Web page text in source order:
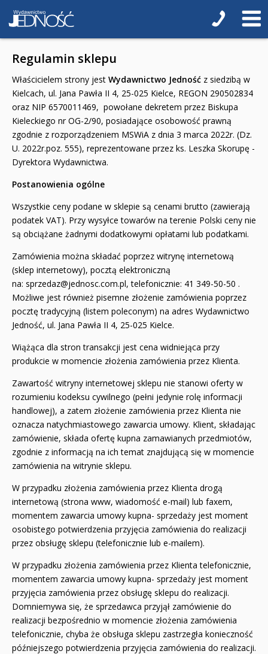
Regulamin sklepu
Właścicielem strony jest Wydawnictwo Jedność z siedzibą w
Kielcach, ul. Jana Pawła II 4, 25-025 Kielce, REGON 290502834
oraz NIP 6570011469, powołane dekretem przez Biskupa
Kieleckiego nr OG-2/90, posiadające osobowość prawną
zgodnie z rozporządzeniem MSWiA z dnia 3 marca 2022r. (Dz.
U. 2022r.poz. 555), reprezentowane przez ks. Leszka Skorupę -
Dyrektora Wydawnictwa.
Postanowienia ogólne
Wszystkie ceny podane w sklepie są cenami brutto (zawierają
podatek VAT). Przy wysyłce towarów na terenie Polski ceny nie
są obciążane żadnymi dodatkowymi opłatami lub podatkami.
Zamówienia można składać poprzez witrynę internetową
(sklep internetowy), pocztą elektroniczną
na: sprzedaz@jednosc.com.pl, telefonicznie: 41 349-50-50 .
Możliwe jest również pisemne złożenie zamówienia poprzez
pocztę tradycyjną (listem poleconym) na adres Wydawnictwo
Jedność, ul. Jana Pawła II 4, 25-025 Kielce.
Wiążąca dla stron transakcji jest cena widniejąca przy
produkcie w momencie złożenia zamówienia przez Klienta.
Zawartość witryny internetowej sklepu nie stanowi oferty w
rozumieniu kodeksu cywilnego (pełni jedynie rolę informacji
handlowej), a zatem złożenie zamówienia przez Klienta nie
oznacza natychmiastowego zawarcia umowy. Klient, składając
zamówienie, składa ofertę kupna zamawianych przedmiotów,
zgodnie z informacją na ich temat znajdującą się w momencie
zamówienia na witrynie sklepu.
W przypadku złożenia zamówienia przez Klienta drogą
internetową (strona www, wiadomość e-mail) lub faxem,
momentem zawarcia umowy kupna- sprzedaży jest moment
osobistego potwierdzenia przyjęcia zamówienia do realizacji
przez obsługę sklepu (telefonicznie lub e-mailem).
W przypadku złożenia zamówienia przez Klienta telefonicznie,
momentem zawarcia umowy kupna- sprzedaży jest moment
przyjęcia zamówienia przez obsługę sklepu do realizacji.
Domniemywa się, że sprzedawca przyjął zamówienie do
realizacji bezpośrednio w momencie złożenia zamówienia
telefonicznie, chyba że obsługa sklepu zastrzegła konieczność
późniejszego potwierdzenia przyjęcia zamówienia do realizacji.